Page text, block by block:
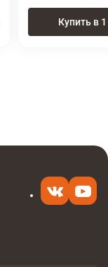
Купить в